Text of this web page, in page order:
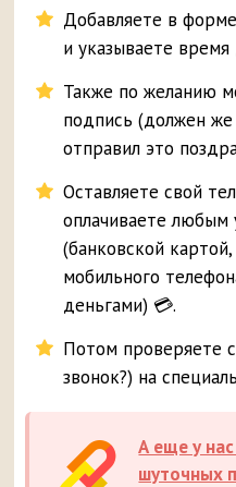
Добавляете в
и указываете
Также по желанию
подпись (должен
отправил это
Оставляете свой
оплачиваете
(банковской картой,
мобильного
деньгами) 💳.
Потом проверяете
звонок?) на
А еще у
шуточных